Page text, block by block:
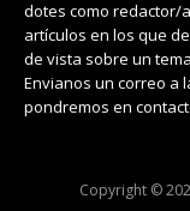
dotes como redactor/
artículos en los que
de vista sobre un
Envianos un correo a
pondremos en
Copyright ©